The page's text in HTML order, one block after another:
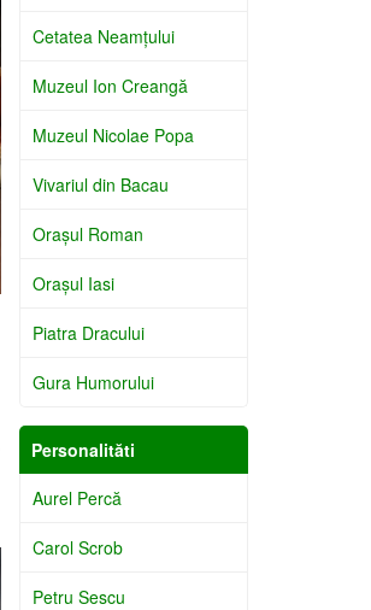
Cetatea Neamţului
Muzeul Ion Creangă
Muzeul Nicolae Popa
Vivariul din Bacau
Oraşul Roman
Oraşul Iasi
Piatra Dracului
Gura Humorului
Personalităti
Aurel Percă
Carol Scrob
Petru Sescu